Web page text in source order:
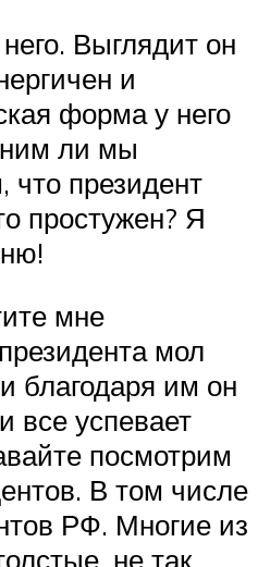
Выглядит он
и
форма у него
ли мы
президент
простужен? Я
мне
мол
благодаря им он
все успевает
посмотрим
В том числе
РФ. Многие из
не так